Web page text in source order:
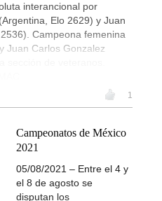
interancional por
Elo 2629) y Juan
Campeona femenina
Juan Carlos Gonzalez
1
Campeonatos de México
2021
05/08/2021 – Entre el 4 y
el 8 de agosto se
disputan los